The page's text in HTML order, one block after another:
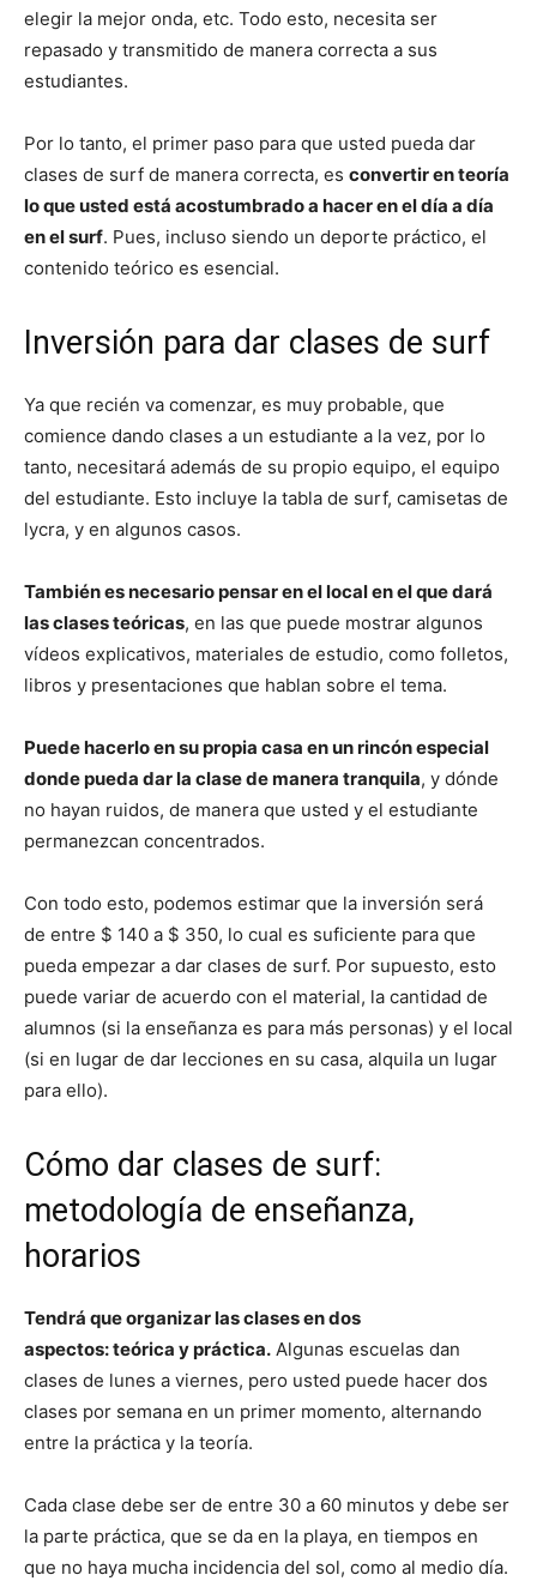
elegir la mejor onda, etc. Todo esto, necesita ser
repasado y transmitido de manera correcta a sus
estudiantes.
Por lo tanto, el primer paso para que usted pueda dar
clases de surf de manera correcta, es convertir en teoría
lo que usted está acostumbrado a hacer en el día a día
en el surf. Pues, incluso siendo un deporte práctico, el
contenido teórico es esencial.
Inversión para dar clases de surf
Ya que recién va comenzar, es muy probable, que
comience dando clases a un estudiante a la vez, por lo
tanto, necesitará además de su propio equipo, el equipo
del estudiante. Esto incluye la tabla de surf, camisetas de
lycra, y en algunos casos.
También es necesario pensar en el local en el que dará
las clases teóricas, en las que puede mostrar algunos
vídeos explicativos, materiales de estudio, como folletos,
libros y presentaciones que hablan sobre el tema.
Puede hacerlo en su propia casa en un rincón especial
donde pueda dar la clase de manera tranquila, y dónde
no hayan ruidos, de manera que usted y el estudiante
permanezcan concentrados.
Con todo esto, podemos estimar que la inversión será
de entre $ 140 a $ 350, lo cual es suficiente para que
pueda empezar a dar clases de surf. Por supuesto, esto
puede variar de acuerdo con el material, la cantidad de
alumnos (si la enseñanza es para más personas) y el local
(si en lugar de dar lecciones en su casa, alquila un lugar
para ello).
Cómo dar clases de surf:
metodología de enseñanza,
horarios
Tendrá que organizar las clases en dos
aspectos: teórica y práctica. Algunas escuelas dan
clases de lunes a viernes, pero usted puede hacer dos
clases por semana en un primer momento, alternando
entre la práctica y la teoría.
Cada clase debe ser de entre 30 a 60 minutos y debe ser
la parte práctica, que se da en la playa, en tiempos en
que no haya mucha incidencia del sol, como al medio día.